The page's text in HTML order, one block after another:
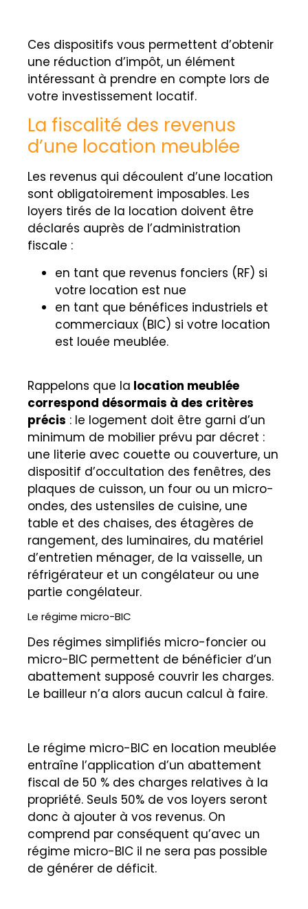
Ces dispositifs vous permettent d’obtenir
une réduction d’impôt, un élément
intéressant à prendre en compte lors de
votre investissement locatif.
La fiscalité des revenus
d’une location meublée
Les revenus qui découlent d’une location
sont obligatoirement imposables. Les
loyers tirés de la location doivent être
déclarés auprès de l’administration
fiscale :
en tant que revenus fonciers (RF) si
votre location est nue
en tant que bénéfices industriels et
commerciaux (BIC) si votre location
est louée meublée.
Rappelons que la location meublée
correspond désormais à des critères
précis : le logement doit être garni d’un
minimum de mobilier prévu par décret :
une literie avec couette ou couverture, un
dispositif d’occultation des fenêtres, des
plaques de cuisson, un four ou un micro-
ondes, des ustensiles de cuisine, une
table et des chaises, des étagères de
rangement, des luminaires, du matériel
d’entretien ménager, de la vaisselle, un
réfrigérateur et un congélateur ou une
partie congélateur.
Le régime micro-BIC
Des régimes simplifiés micro-foncier ou
micro-BIC permettent de bénéficier d’un
abattement supposé couvrir les charges.
Le bailleur n’a alors aucun calcul à faire.
Le régime micro-BIC en location meublée
entraîne l’application d’un abattement
fiscal de 50 % des charges relatives à la
propriété. Seuls 50% de vos loyers seront
donc à ajouter à vos revenus. On
comprend par conséquent qu’avec un
régime micro-BIC il ne sera pas possible
de générer de déficit.